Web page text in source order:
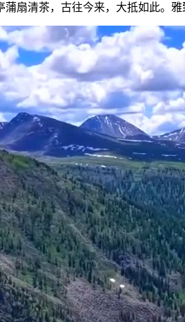
清茶，古往今来，大抵如此。雅